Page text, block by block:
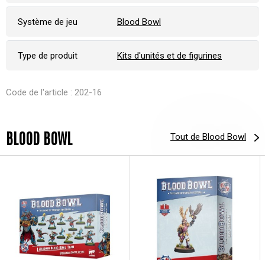
Système de jeu Blood Bowl
Type de produit Kits d'unités et de figurines
Code de l'article : 202-16
BLOOD BOWL Tout de Blood Bowl